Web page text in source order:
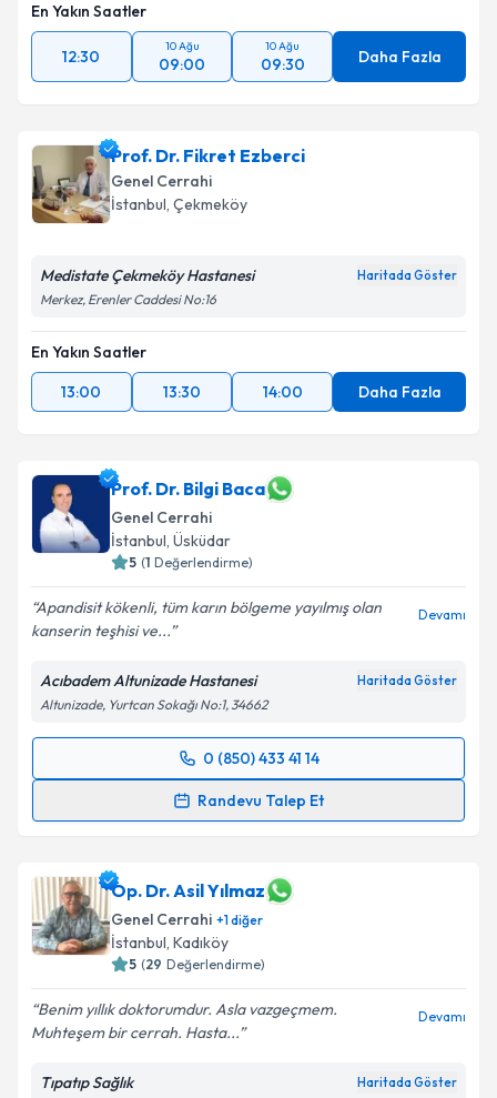
En Yakın Saatler
12:30
10 Ağu
09:00
10 Ağu
09:30 Daha Fazla
Prof. Dr. Fikret Ezberci
Genel Cerrahi
İstanbul, Çekmeköy
Medistate Çekmeköy Hastanesi Haritada Göster
Merkez, Erenler Caddesi No:16
En Yakın Saatler
13:00
13:30 14:00 Daha Fazla
Prof. Dr. Bilgi Baca
Genel Cerrahi
İstanbul, Üsküdar
5 (1 Değerlendirme)
Apandisit kökenli, tüm karın bölgeme yayılmış olan
kanserin teşhisi ve...
Devamı
Acıbadem Altunizade Hastanesi Haritada Göster
Altunizade, Yurtcan Sokağı No:1, 34662
0 (850) 433 41 14
Randevu Talep Et
Randevu Takvimi Talebi
takvim hazırlandığında e-posta ile bilgilendireceğiz.
E-posta Adresiniz
Kişisel verilerimin işlenmesine ilişkin
kapsamda işlenmesini kabul ediyorum.
Op. Dr. Asil Yılmaz
Genel Cerrahi +1diğer
İstanbul, Kadıköy
5 (29 Değerlendirme)
Benim yıllık doktorumdur. Asla vazgeçmem.
Muhteşem bir cerrah. Hasta...
Devamı
Tıpatıp Sağlık Haritada Göster